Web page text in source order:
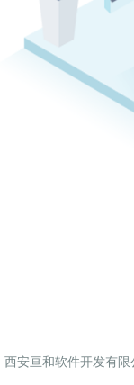
西安亘和软件开发有限